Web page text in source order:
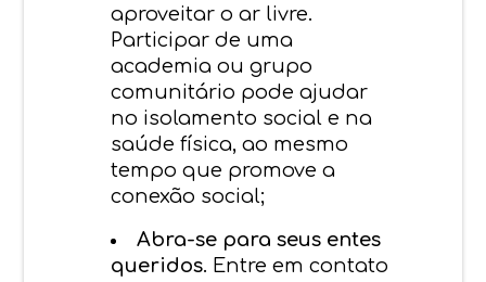
aproveitar o ar livre.
Participar de uma
academia ou grupo
comunitário pode ajudar
no isolamento social e na
saúde física, ao mesmo
tempo que promove a
conexão social;
Abra-se para seus entes
queridos. Entre em contato